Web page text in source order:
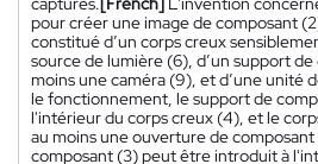
pour créer une image de composant
constitué d’un corps creux
source de lumière (6), d’un support de
moins une caméra (9), et d’une unité
le fonctionnement, le support de
l'intérieur du corps creux (4), et le
au moins une ouverture de composant
composant (3) peut être introduit à